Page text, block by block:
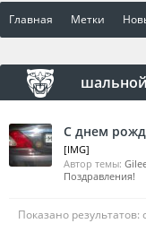
Главная Метки
шальной
С днем
[IMG]
Автор темы:
Поздравления!
Показано результатов: